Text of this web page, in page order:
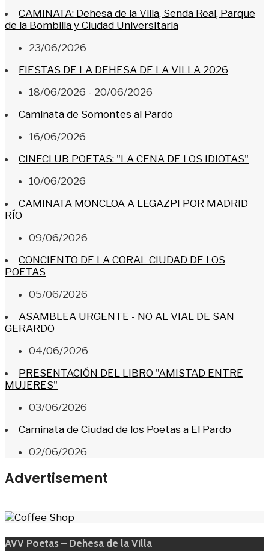
CAMINATA: Dehesa de la Villa, Senda Real, Parque
de la Bombilla y Ciudad Universitaria
23/06/2026
FIESTAS DE LA DEHESA DE LA VILLA 2026
18/06/2026 - 20/06/2026
Caminata de Somontes al Pardo
16/06/2026
CINECLUB POETAS: "LA CENA DE LOS IDIOTAS"
10/06/2026
CAMINATA MONCLOA A LEGAZPI POR MADRID
RÍO
09/06/2026
CONCIENTO DE LA CORAL CIUDAD DE LOS
POETAS
05/06/2026
ASAMBLEA URGENTE - NO AL VIAL DE SAN
GERARDO
04/06/2026
PRESENTACIÓN DEL LIBRO "AMISTAD ENTRE
MUJERES"
03/06/2026
Caminata de Ciudad de los Poetas a El Pardo
02/06/2026
Advertisement
AVV Poetas – Dehesa de la Villa